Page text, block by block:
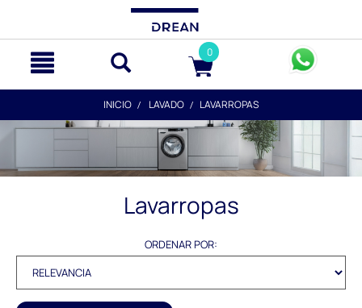
0
INICIO LAVADO LAVARROPAS
Lavarropas
ORDENAR POR: